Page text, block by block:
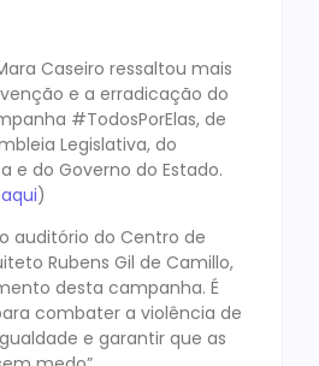
Caseiro ressaltou mais
e a erradicação do
#TodosPorElas, de
Legislativa, do
e do Governo do Estado.
aqui)
auditório do Centro de
Rubens Gil de Camillo,
desta campanha. É
combater a violência de
e garantir que as